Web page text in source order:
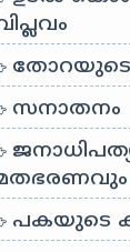
തോറയുടെ
സനാതനം
പകയുടെ